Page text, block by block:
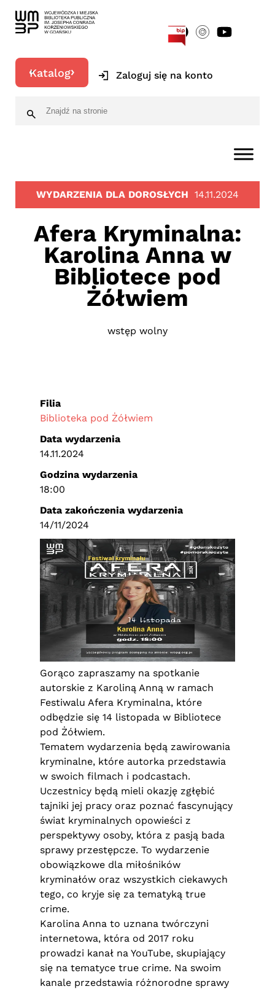
Katalog Zaloguj się na konto
WYDARZENIA DLA DOROSŁYCH 14.11.2024
Afera Kryminalna:
Karolina Anna w
Bibliotece pod
Żółwiem
wstęp wolny
Gorąco zapraszamy na spotkanie
autorskie z Karoliną Anną w ramach
Festiwalu Afera Kryminalna, które
odbędzie się 14 listopada w Bibliotece
pod Żółwiem.
Tematem wydarzenia będą zawirowania
kryminalne, które autorka przedstawia
w swoich filmach i podcastach.
Uczestnicy będą mieli okazję zgłębić
tajniki jej pracy oraz poznać fascynujący
świat kryminalnych opowieści z
perspektywy osoby, która z pasją bada
sprawy przestępcze. To wydarzenie
obowiązkowe dla miłośników
kryminałów oraz wszystkich ciekawych
tego, co kryje się za tematyką true
crime.
Karolina Anna to uznana twórczyni
internetowa, która od 2017 roku
prowadzi kanał na YouTube, skupiający
się na tematyce true crime. Na swoim
kanale przedstawia różnorodne sprawy
Filia
Biblioteka pod Żółwiem
Data wydarzenia
14.11.2024
Godzina wydarzenia
18:00
Data zakończenia wydarzenia
14/11/2024